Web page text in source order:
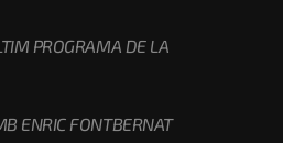
PROGRAMA DE LA
ENRIC FONTBERNAT